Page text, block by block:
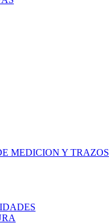
MEDICION Y TRAZOS